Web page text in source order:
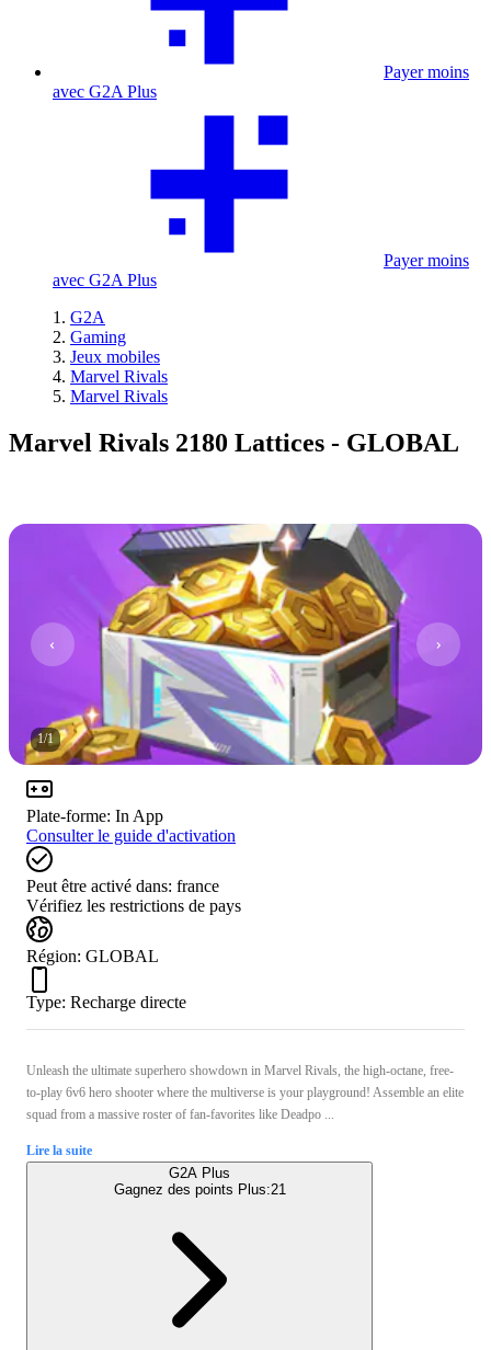
Payer moins
avec G2A Plus
Payer moins
avec G2A Plus
G2A
Gaming
Jeux mobiles
Marvel Rivals
Marvel Rivals
Marvel Rivals 2180 Lattices - GLOBAL
1/1
Plate-forme: In App
Consulter le guide d'activation
Peut être activé dans: france
Vérifiez les restrictions de pays
Région: GLOBAL
Type: Recharge directe
Unleash the ultimate superhero showdown in Marvel Rivals, the high-octane, free-
to-play 6v6 hero shooter where the multiverse is your playground! Assemble an elite
squad from a massive roster of fan-favorites like Deadpo ...
Lire la suite
G2A Plus
Gagnez des points Plus:21